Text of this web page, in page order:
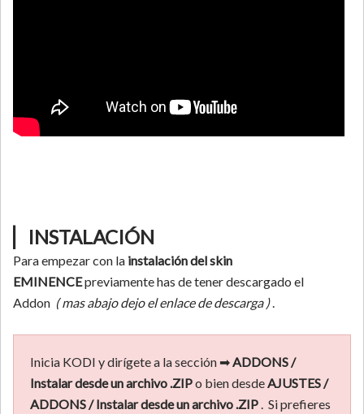
▏INSTALACIÓN
Para empezar con la instalación del skin
EMINENCEpreviamente has de tener descargado el
Addon ( mas abajo dejo el enlace de descarga ).
Inicia KODI y dirígete a la sección ➡ ADDONS /
Instalar desde un archivo .ZIPo bien desde AJUSTES /
ADDONS / Instalar desde un archivo .ZIP . Si prefieres